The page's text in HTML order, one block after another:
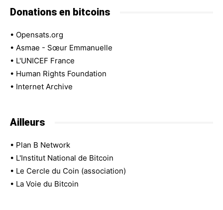
Donations en bitcoins
• Opensats.org
• Asmae - Sœur Emmanuelle
• L'UNICEF France
• Human Rights Foundation
• Internet Archive
Ailleurs
• Plan B Network
• L'Institut National de Bitcoin
• Le Cercle du Coin (association)
• La Voie du Bitcoin